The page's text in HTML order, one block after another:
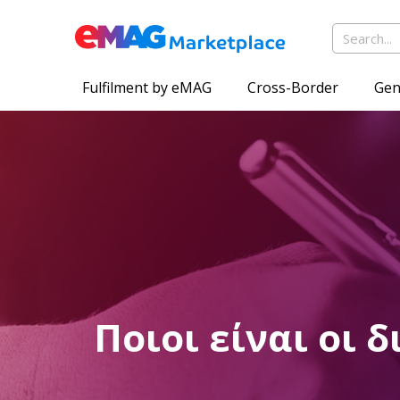
Fulfilment by eMAG Cross-Border
Ποιοι είναι οι